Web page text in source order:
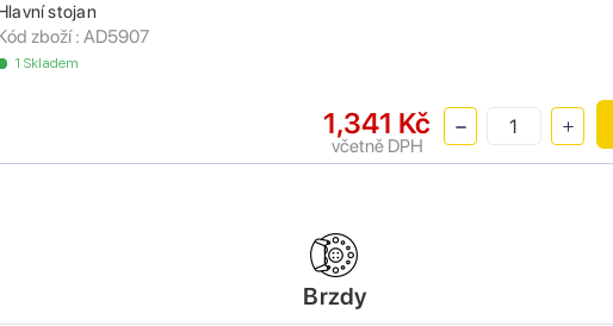
stojan
zboží : AD5907
1 Skladem
1,341 Kč
včetně DPH
Brzdy